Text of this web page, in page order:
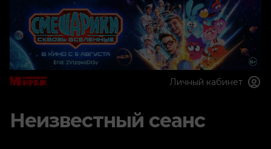
Личный кабинет
Неизвестный сеанс